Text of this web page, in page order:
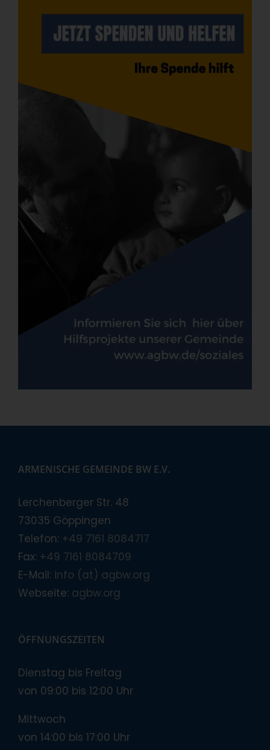
ARMENISCHE GEMEINDE BW E.V.
Lerchenberger Str. 48
73035 Göppingen
Telefon: +49 7161 8084717
Fax: +49 7161 8084709
E-Mail: info (at) agbw.org
Webseite: agbw.org
ÖFFNUNGSZEITEN
Dienstag bis Freitag
von 09:00 bis 12:00 Uhr
Mittwoch
von 14:00 bis 17:00 Uhr